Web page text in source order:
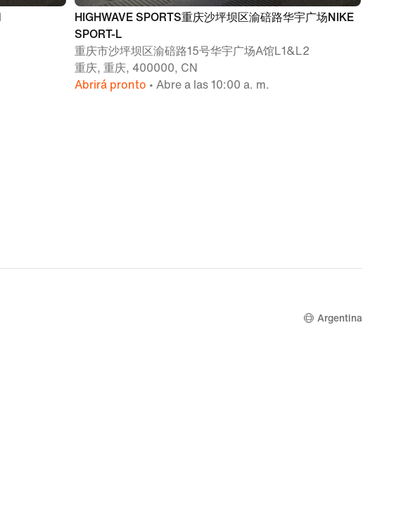
HIGHWAVE SPORTS重庆沙坪坝区渝碚路华宇广场NIKE
SPORT-L
重庆市沙坪坝区渝碚路15号华宇广场A馆L1&L2
重庆, 重庆, 400000, CN
Abrirá pronto • Abre a las 10:00 a. m.
Argentina